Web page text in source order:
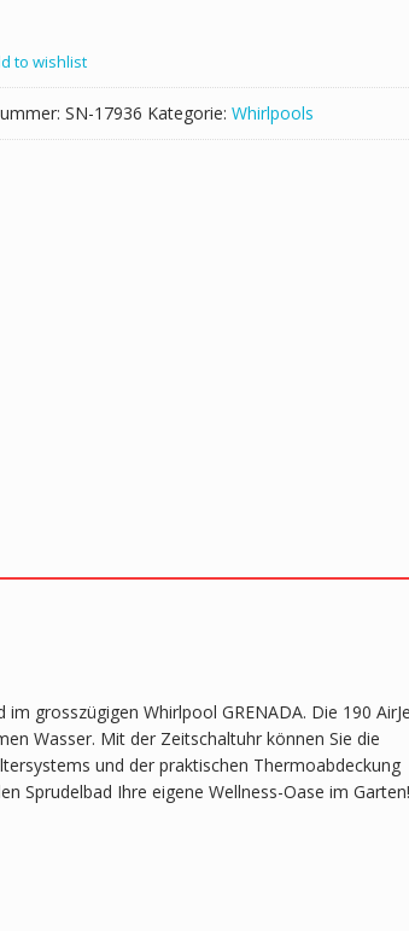
to wishlist
SN-17936 Kategorie: Whirlpools
grosszügigen Whirlpool GRENADA. Die 190
Wasser. Mit der Zeitschaltuhr können Sie die
und der praktischen Thermoabdeckung
Sprudelbad Ihre eigene Wellness-Oase im Garten!